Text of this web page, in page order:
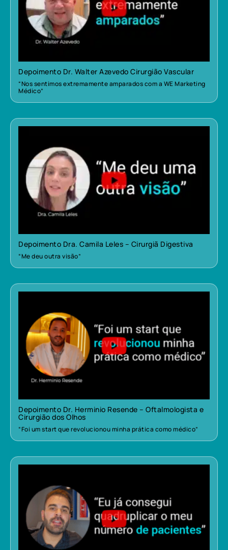
Depoimento Dr. Walter Azevedo Cirurgião Vascular
“Nos sentimos extremamente amparados com a WE Marketing
Médico”
Depoimento Dra. Camila Leles – Cirurgiã Digestiva
“Me deu outra visão”
Depoimento Dr. Herminio Resende – Oftalmologista e
Cirurgião dos Olhos
“Foi um start que revolucionou minha prática como médico”